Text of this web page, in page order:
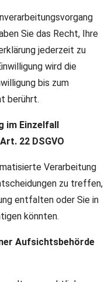
Sie das Recht, Ihre
jederzeit zu
wird die
bis zum
berührt.
Einzelfall
22 DSGVO
Verarbeitung
zu treffen,
entfalten oder Sie in
könnten.
Aufsichtsbehörde